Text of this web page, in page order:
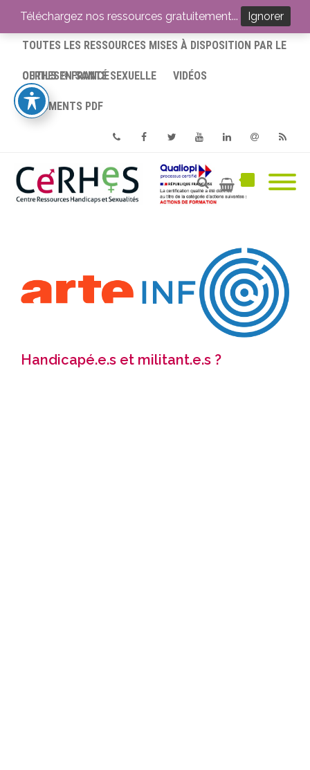
ACCUEIL
TOUTES LES RESSOURCES MISES À DISPOSITION PAR LE
CERHES® FRANCE
OUTILS EN SANTÉ SEXUELLE VIDÉOS
DOCUMENTS PDF
PhoneFacebookTwitterYoutube
Handicapé.e.s et militant.e.s ?
Téléchargez nos ressources gratuitement... Ignorer